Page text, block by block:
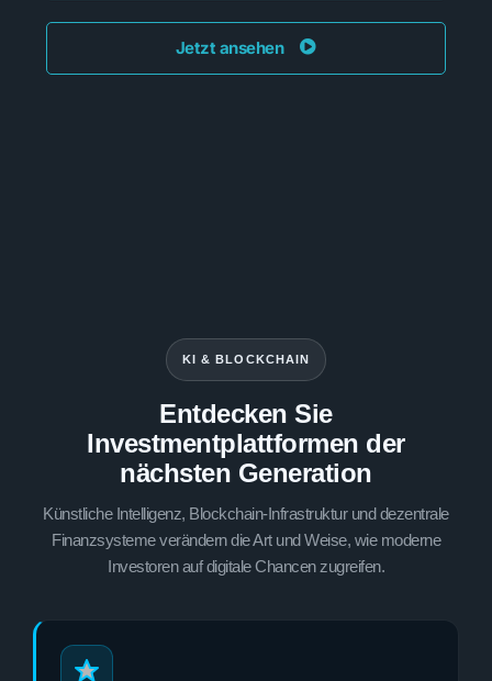
Jetzt ansehen
KI & BLOCKCHAIN
Entdecken Sie
Investmentplattformen der
nächsten Generation
Künstliche Intelligenz, Blockchain-Infrastruktur und dezentrale
Finanzsysteme verändern die Art und Weise, wie moderne
Investoren auf digitale Chancen zugreifen.